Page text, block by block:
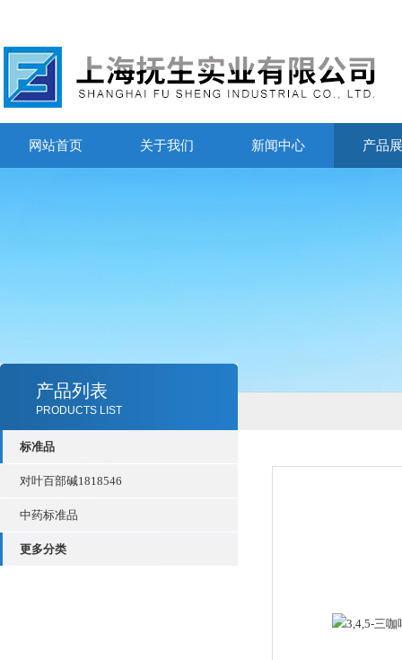
网站首页 关于我们 新闻中心 产品
产品列表
PRODUCTS LIST
标准品
对叶百部碱1818546
中药标准品
更多分类